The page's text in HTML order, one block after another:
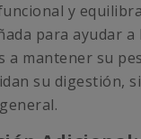
y
para ayudar a
a mantener su
su digestión,